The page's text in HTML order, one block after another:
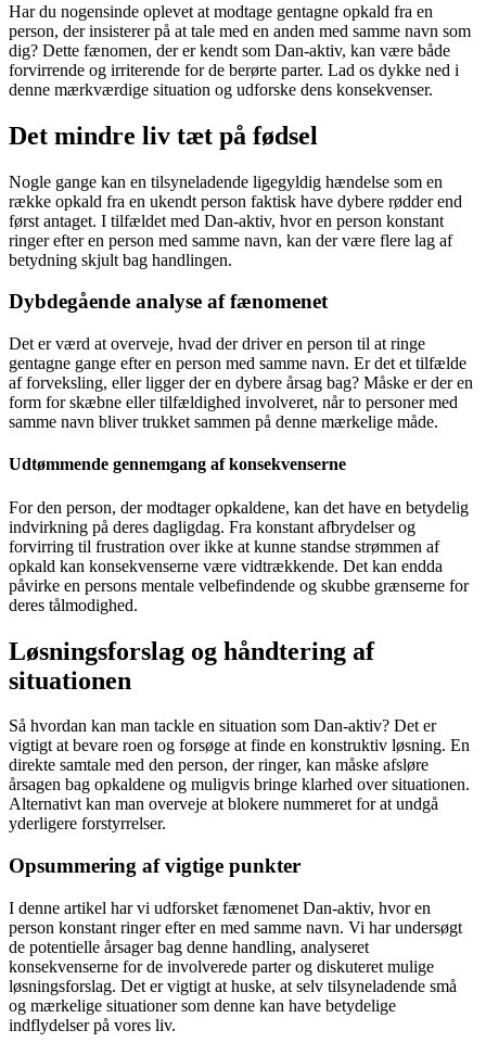
Har du nogensinde oplevet at modtage gentagne opkald fra en
person, der insisterer på at tale med en anden med samme navn som
dig? Dette fænomen, der er kendt som Dan-aktiv, kan være både
forvirrende og irriterende for de berørte parter. Lad os dykke ned i
denne mærkværdige situation og udforske dens konsekvenser.
Det mindre liv tæt på fødsel
Nogle gange kan en tilsyneladende ligegyldig hændelse som en
række opkald fra en ukendt person faktisk have dybere rødder end
først antaget. I tilfældet med Dan-aktiv, hvor en person konstant
ringer efter en person med samme navn, kan der være flere lag af
betydning skjult bag handlingen.
Dybdegående analyse af fænomenet
Det er værd at overveje, hvad der driver en person til at ringe
gentagne gange efter en person med samme navn. Er det et tilfælde
af forveksling, eller ligger der en dybere årsag bag? Måske er der en
form for skæbne eller tilfældighed involveret, når to personer med
samme navn bliver trukket sammen på denne mærkelige måde.
Udtømmende gennemgang af konsekvenserne
For den person, der modtager opkaldene, kan det have en betydelig
indvirkning på deres dagligdag. Fra konstant afbrydelser og
forvirring til frustration over ikke at kunne standse strømmen af
opkald kan konsekvenserne være vidtrækkende. Det kan endda
påvirke en persons mentale velbefindende og skubbe grænserne for
deres tålmodighed.
Løsningsforslag og håndtering af
situationen
Så hvordan kan man tackle en situation som Dan-aktiv? Det er
vigtigt at bevare roen og forsøge at finde en konstruktiv løsning. En
direkte samtale med den person, der ringer, kan måske afsløre
årsagen bag opkaldene og muligvis bringe klarhed over situationen.
Alternativt kan man overveje at blokere nummeret for at undgå
yderligere forstyrrelser.
Opsummering af vigtige punkter
I denne artikel har vi udforsket fænomenet Dan-aktiv, hvor en
person konstant ringer efter en med samme navn. Vi har undersøgt
de potentielle årsager bag denne handling, analyseret
konsekvenserne for de involverede parter og diskuteret mulige
løsningsforslag. Det er vigtigt at huske, at selv tilsyneladende små
og mærkelige situationer som denne kan have betydelige
indflydelser på vores liv.